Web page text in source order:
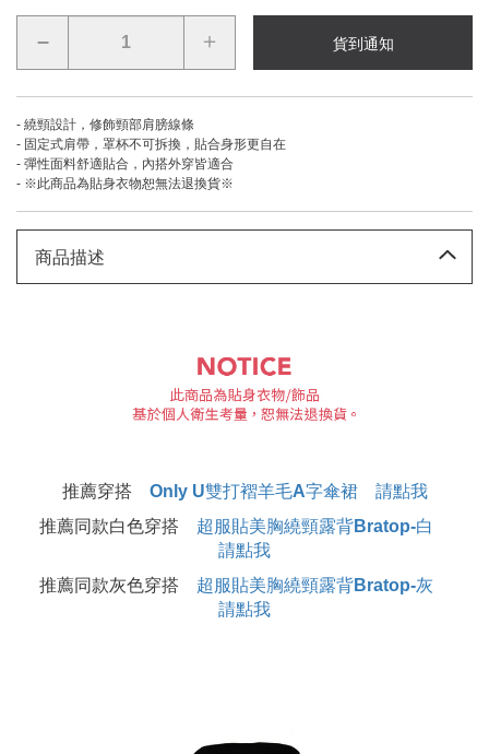
– ＋ 貨到通知
- 繞頸設計，修飾頸部肩膀線條
- 固定式肩帶，罩杯不可拆換，貼合身形更自在
- 彈性面料舒適貼合，內搭外穿皆適合
- ※此商品為貼身衣物恕無法退換貨※
商品描述
推薦穿搭 Only U雙打褶羊毛A字傘裙 請點我
推薦同款白色穿搭 超服貼美胸繞頸露背Bratop-白
請點我
推薦同款灰色穿搭 超服貼美胸繞頸露背Bratop-灰
請點我